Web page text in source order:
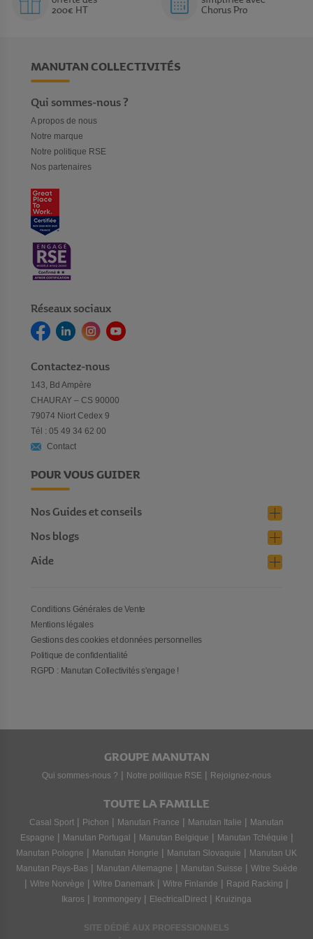
protection et les gyrophares, également en vente sur notre
200€ HT
Chorus Pro
MANUTAN COLLECTIVITÉS
Qui sommes-nous ?
A propos de nous
Notre marque
Notre politique RSE
Nos partenaires
Réseaux sociaux
Contactez-nous
143, Bd Ampère
CHAURAY – CS 90000
79074 Niort Cedex 9
Tél : 05 49 34 62 00
Contact
POUR VOUS GUIDER
Nos Guides et conseils
Nos blogs
Aide
Conditions Générales de Vente
Mentions légales
Gestions des cookies et données personnelles
Politique de confidentialité
RGPD : Manutan Collectivités s'engage !
GROUPE MANUTAN
Qui sommes-nous ? | Notre politique RSE | Rejoignez-nous
TOUTE LA FAMILLE
Casal Sport | Pichon | Manutan France | Manutan Italie | Manutan
Espagne | Manutan Portugal | Manutan Belgique | Manutan Tchéquie |
Manutan Pologne | Manutan Hongrie | Manutan Slovaquie | Manutan UK
Manutan Pays-Bas | Manutan Allemagne | Manutan Suisse | Witre Suède
| Witre Norvège | Witre Danemark | Witre Finlande | Rapid Racking |
Ikaros | Ironmongery | ElectricalDirect | Kruizinga
SITE DÉDIÉ AUX PROFESSIONNELS